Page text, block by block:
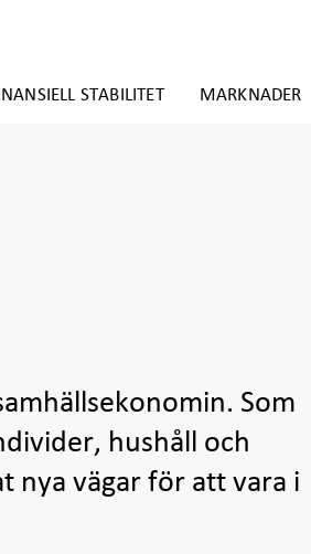
STABILITET MARKNADER
Som
hushåll och
nya vägar för att vara i